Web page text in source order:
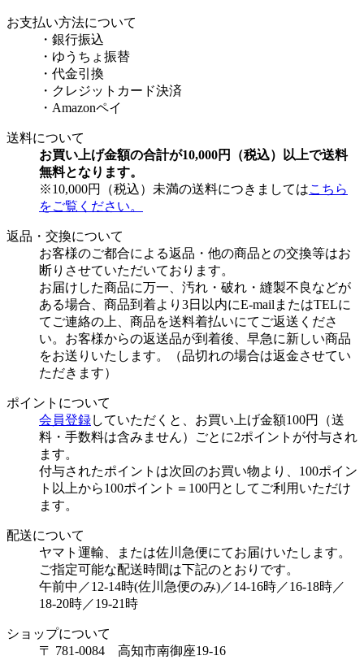
お支払い方法について
・銀行振込
・ゆうちょ振替
・代金引換
・クレジットカード決済
・Amazonペイ
送料について
お買い上げ金額の合計が10,000円（税込）以上で送料
無料となります。
※10,000円（税込）未満の送料につきましてはこちら
をご覧ください。
返品・交換について
お客様のご都合による返品・他の商品との交換等はお
断りさせていただいております。
お届けした商品に万一、汚れ・破れ・縫製不良などが
ある場合、商品到着より3日以内にE-mailまたはTELに
てご連絡の上、商品を送料着払いにてご返送くださ
い。お客様からの返送品が到着後、早急に新しい商品
をお送りいたします。（品切れの場合は返金させてい
ただきます）
ポイントについて
会員登録していただくと、お買い上げ金額100円（送
料・手数料は含みません）ごとに2ポイントが付与され
ます。
付与されたポイントは次回のお買い物より、100ポイン
ト以上から100ポイント＝100円としてご利用いただけ
ます。
配送について
ヤマト運輸、または佐川急便にてお届けいたします。
ご指定可能な配送時間は下記のとおりです。
午前中／12-14時(佐川急便のみ)／14-16時／16-18時／
18-20時／19-21時
ショップについて
〒 781-0084 高知市南御座19-16